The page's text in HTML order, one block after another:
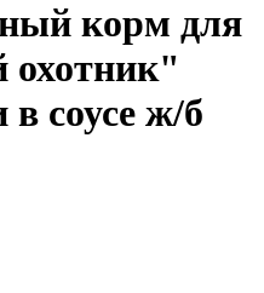
корм для
соусе ж/б